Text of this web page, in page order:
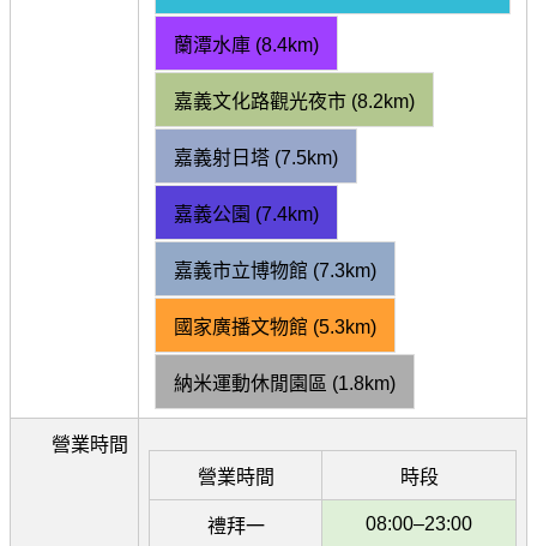
蘭潭水庫 (8.4km)
嘉義文化路觀光夜市 (8.2km)
嘉義射日塔 (7.5km)
嘉義公園 (7.4km)
嘉義市立博物館 (7.3km)
國家廣播文物館 (5.3km)
納米運動休閒園區 (1.8km)
營業時間
營業時間
時段
禮拜一 08:00–23:00